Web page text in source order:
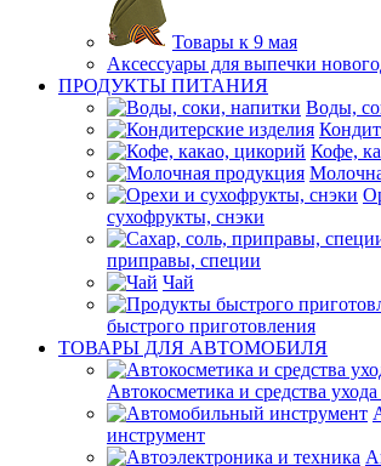
Товары к 9 мая
Аксессуары для выпечки
ПРОДУКТЫ ПИТАНИЯ
Воды,
Кофе,
сухофрукты, снэки
приправы, специи
Чай
быстрого приготовления
ТОВАРЫ ДЛЯ АВТОМОБИЛЯ
Автокосметика и средства
инструмент